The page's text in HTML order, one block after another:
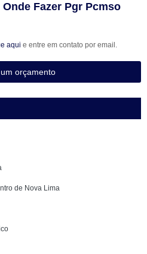
Fazer Pgr Pcmso
aqui e entre em contato por email.
orçamento
de Nova Lima